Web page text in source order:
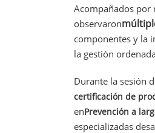
Acompañados por
observaron
componentes y la
la gestión
Durante la sesión
certificación de
enPrevención a
especializadas